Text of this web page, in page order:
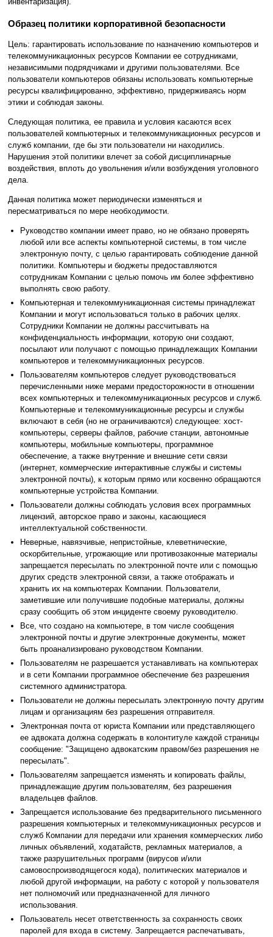
Образец политики корпоративной безопасности
Цель: гарантировать использование по назначению компьютеров и
телекоммуникационных ресурсов Компании ее сотрудниками,
независимыми подрядчиками и другими пользователями. Все
пользователи компьютеров обязаны использовать компьютерные
ресурсы квалифицированно, эффективно, придерживаясь норм
этики и соблюдая законы.
Следующая политика, ее правила и условия касаются всех
пользователей компьютерных и телекоммуникационных ресурсов и
служб компании, где бы эти пользователи ни находились.
Нарушения этой политики влечет за собой дисциплинарные
воздействия, вплоть до увольнения и/или возбуждения уголовного
дела.
Данная политика может периодически изменяться и
пересматриваться по мере необходимости.
Руководство компании имеет право, но не обязано проверять
любой или все аспекты компьютерной системы, в том числе
электронную почту, с целью гарантировать соблюдение данной
политики. Компьютеры и бюджеты предоставляются
сотрудникам Компании с целью помочь им более эффективно
выполнять свою работу.
Компьютерная и телекоммуникационная системы принадлежат
Компании и могут использоваться только в рабочих целях.
Сотрудники Компании не должны рассчитывать на
конфиденциальность информации, которую они создают,
посылают или получают с помощью принадлежащих Компании
компьютеров и телекоммуникационных ресурсов.
Пользователям компьютеров следует руководствоваться
перечисленными ниже мерами предосторожности в отношении
всех компьютерных и телекоммуникационных ресурсов и служб.
Компьютерные и телекоммуникационные ресурсы и службы
включают в себя (но не ограничиваются) следующее: хост-
компьютеры, серверы файлов, рабочие станции, автономные
компьютеры, мобильные компьютеры, программное
обеспечение, а также внутренние и внешние сети связи
(интернет, коммерческие интерактивные службы и системы
электронной почты), к которым прямо или косвенно обращаются
компьютерные устройства Компании.
Пользователи должны соблюдать условия всех программных
лицензий, авторское право и законы, касающиеся
интеллектуальной собственности.
Неверные, навязчивые, непристойные, клеветнические,
оскорбительные, угрожающие или противозаконные материалы
запрещается пересылать по электронной почте или с помощью
других средств электронной связи, а также отображать и
хранить их на компьютерах Компании. Пользователи,
заметившие или получившие подобные материалы, должны
сразу сообщить об этом инциденте своему руководителю.
Все, что создано на компьютере, в том числе сообщения
электронной почты и другие электронные документы, может
быть проанализировано руководством Компании.
Пользователям не разрешается устанавливать на компьютерах
и в сети Компании программное обеспечение без разрешения
системного администратора.
Пользователи не должны пересылать электронную почту другим
лицам и организациям без разрешения отправителя.
Электронная почта от юриста Компании или представляющего
ее адвоката должна содержать в колонтитуле каждой страницы
сообщение: "Защищено адвокатским правом/без разрешения не
пересылать".
Пользователям запрещается изменять и копировать файлы,
принадлежащие другим пользователям, без разрешения
владельцев файлов.
Запрещается использование без предварительного письменного
разрешения компьютерных и телекоммуникационных ресурсов и
служб Компании для передачи или хранения коммерческих либо
личных объявлений, ходатайств, рекламных материалов, а
также разрушительных программ (вирусов и/или
самовоспроизводящегося кода), политических материалов и
любой другой информации, на работу с которой у пользователя
нет полномочий или предназначенной для личного
использования.
Пользователь несет ответственность за сохранность своих
паролей для входа в систему. Запрещается распечатывать,